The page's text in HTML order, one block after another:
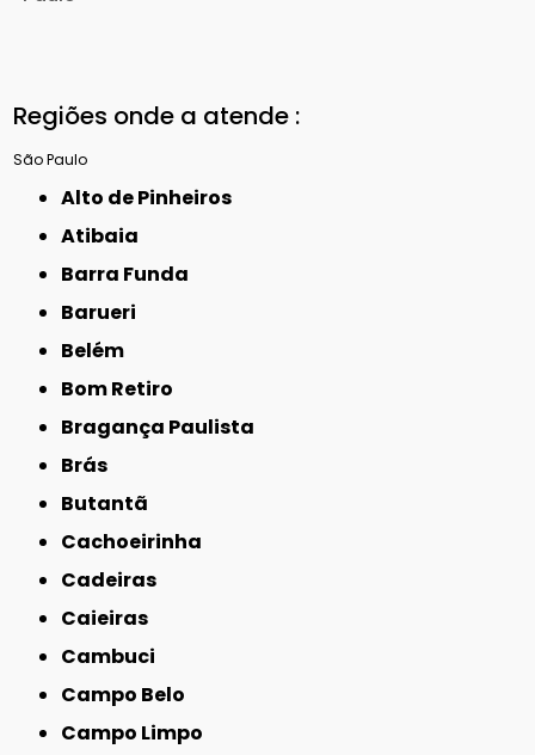
Regiões onde a atende :
São Paulo
Alto de Pinheiros
Atibaia
Barra Funda
Barueri
Belém
Bom Retiro
Bragança Paulista
Brás
Butantã
Cachoeirinha
Cadeiras
Caieiras
Cambuci
Campo Belo
Campo Limpo